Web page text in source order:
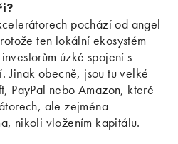
pochází od angel
ten lokální ekosystém
úzké spojení s
Jinak obecně, jsou tu velké
PayPal nebo Amazon, které
ale zejména
nikoli vložením kapitálu.